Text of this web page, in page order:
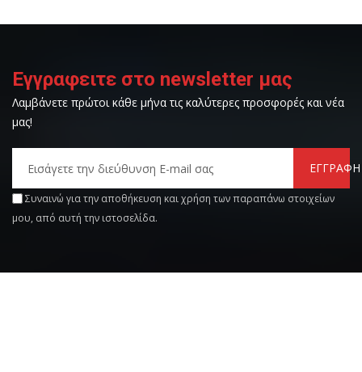
Εγγραφειτε στο newsletter μας
Λαμβάνετε πρώτοι κάθε μήνα τις καλύτερες προσφορές και νέα
μας!
ΕΓΓΡΑΦΗ
Συναινώ για την αποθήκευση και χρήση των παραπάνω στοιχείων
μου, από αυτή την ιστοσελίδα.